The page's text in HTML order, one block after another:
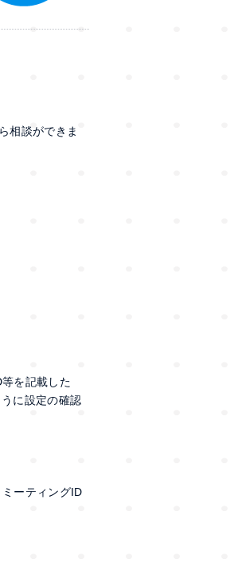
相談ができま
を記載した
に設定の確認
ーティングID